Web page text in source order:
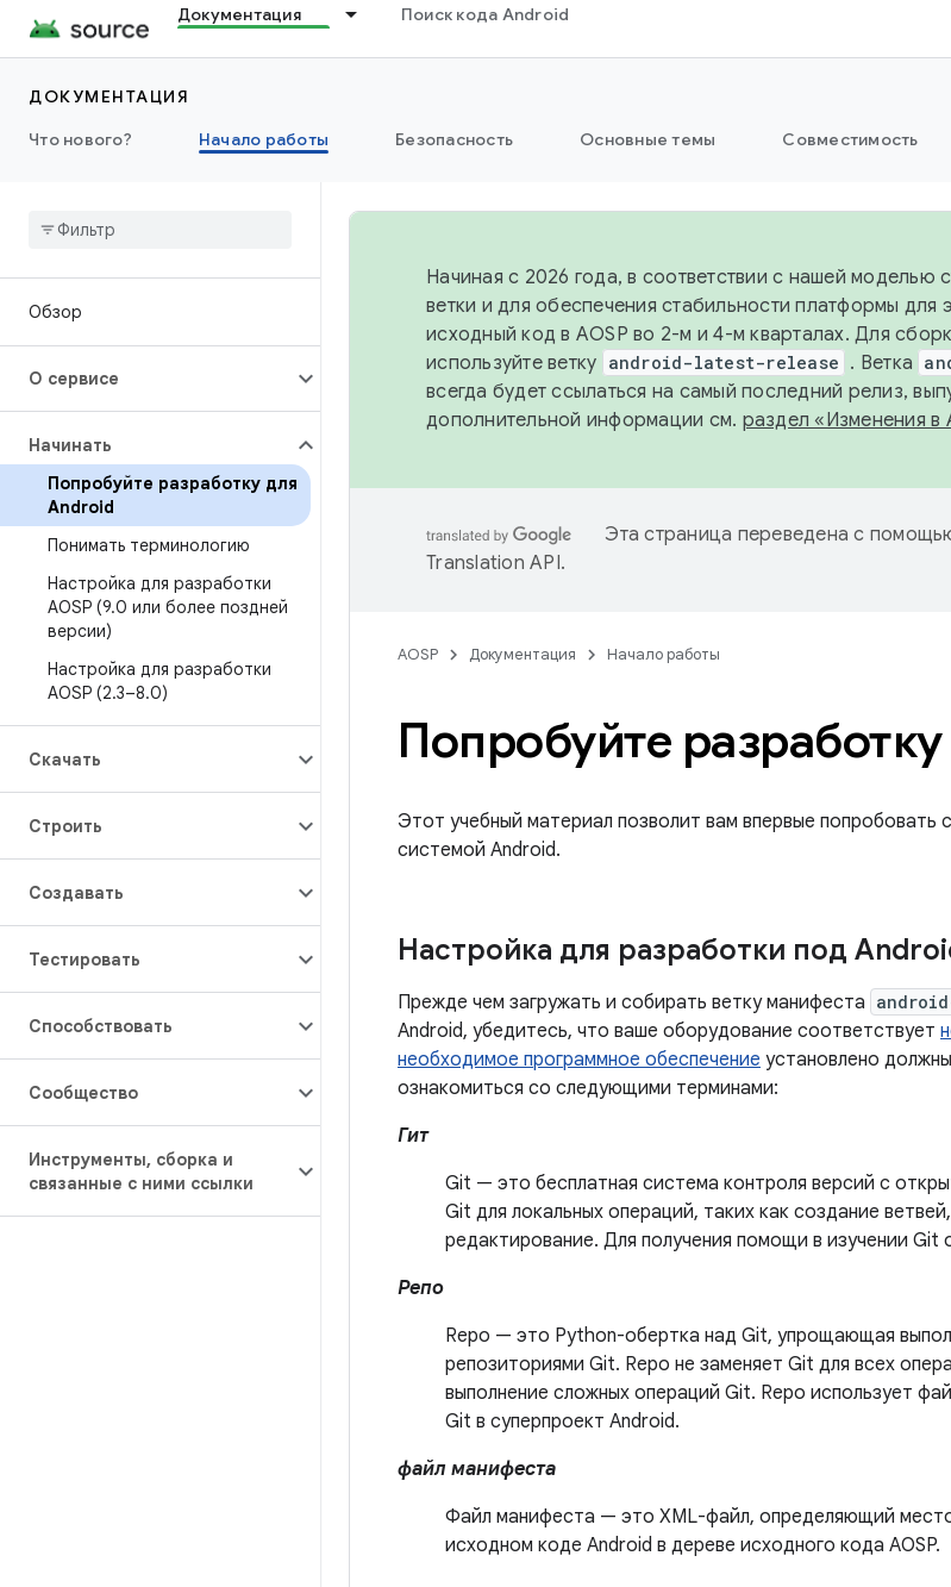
Документация Поиск кода Android
ДОКУМЕНТАЦИЯ
Что нового?
Начало работы Безопасность Основные темы Совместимость
Обзор
О сервисе
Начинать
Попробуйте разработку для
Android
Понимать терминологию
Настройка для разработки
AOSP (9.0 или более поздней
версии)
Настройка для разработки
AOSP (2.3–8.0)
Скачать
Строить
Создавать
Тестировать
Способствовать
Сообщество
Инструменты, сборка и
связанные с ними ссылки
Начиная с 2026 года, в соответствии с нашей моделью
ветки и для обеспечения стабильности платформы для
исходный код в AOSP во 2-м и 4-м кварталах. Для
используйте ветку android-latest-release . Ветка
всегда будет ссылаться на самый последний релиз,
дополнительной информации см. раздел «Изменения в
Эта страница переведена с
Translation API.
AOSP Документация Начало работы
Попробуйте
Этот учебный материал позволит вам впервые попробовать
системой Android.
Настройка для разработки под
Прежде чем загружать и собирать ветку манифеста
Android, убедитесь, что ваше оборудование соответствует
необходимое программное обеспечение установлено
ознакомиться со следующими терминами:
Гит
Git — это бесплатная система контроля версий с
Git для локальных операций, таких как создание
редактирование. Для получения помощи в изучении Git
Репо
Repo — это Python-обертка над Git, упрощающая
репозиториями Git. Repo не заменяет Git для всех
выполнение сложных операций Git. Repo использует
Git в суперпроект Android.
файл манифеста
Файл манифеста — это XML-файл, определяющий
исходном коде Android в дереве исходного кода AOSP.